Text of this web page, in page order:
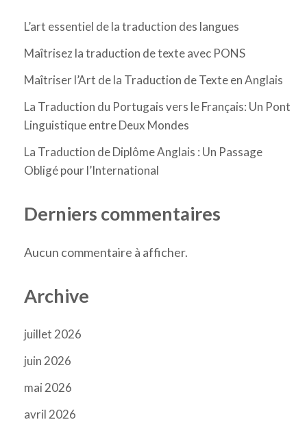
L’art essentiel de la traduction des langues
Maîtrisez la traduction de texte avec PONS
Maîtriser l’Art de la Traduction de Texte en Anglais
La Traduction du Portugais vers le Français: Un Pont
Linguistique entre Deux Mondes
La Traduction de Diplôme Anglais : Un Passage
Obligé pour l’International
Derniers commentaires
Aucun commentaire à afficher.
Archive
juillet 2026
juin 2026
mai 2026
avril 2026